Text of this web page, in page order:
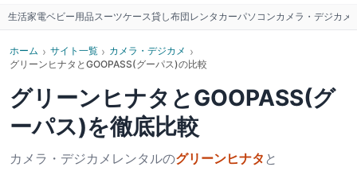
生活家電ベビー用品スーツケース貸し布団レンタカーパソコンカメラ・デジカメ
ホーム › サイト一覧 › カメラ・デジカメ ›
グリーンヒナタとGOOPASS(グーパス)の比較
グリーンヒナタ とGOOPASS(グ
ーパス)を徹底比較
カメラ・デジカメ レンタルのグリーンヒナタ と